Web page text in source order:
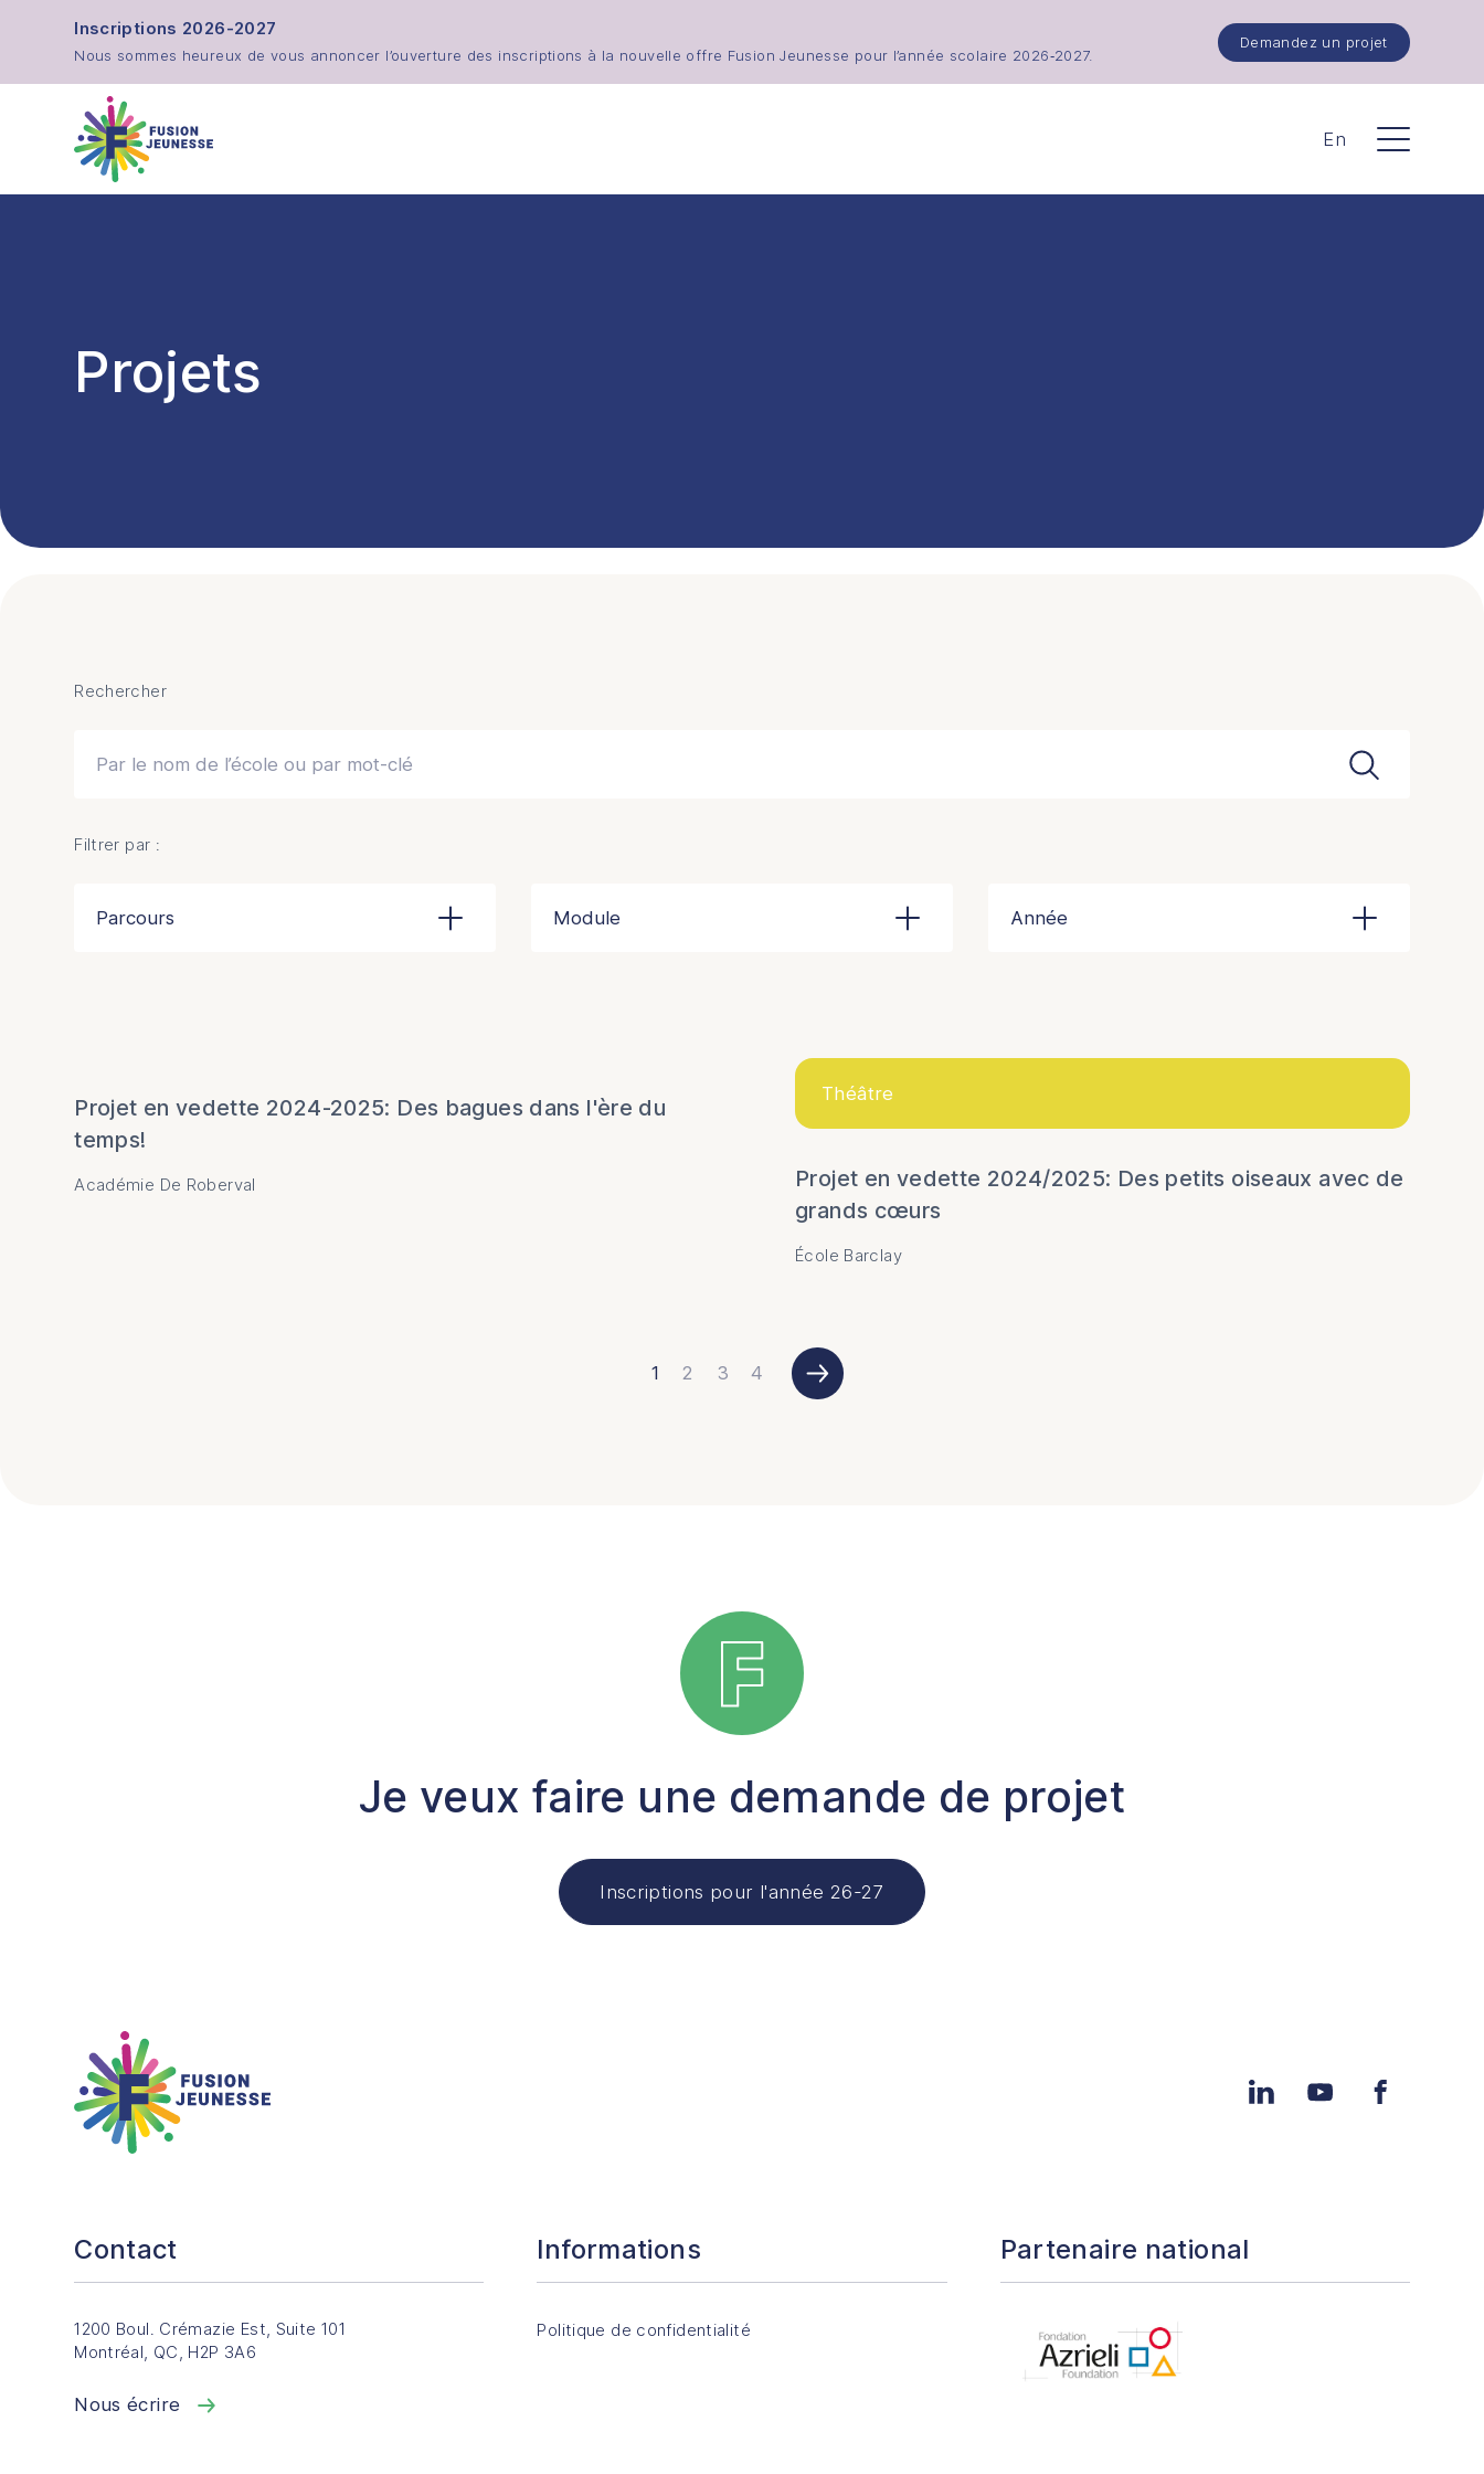
Inscriptions 2026-2027
Nous sommes heureux de vous annoncer l’ouverture des inscriptions à la nouvelle offre Fusion Jeunesse pour l’année scolaire 2026‑2027.
Demandez un projet
Fusion Jeunesse
En
Menu
Projets
Rechercher
Rechercher
Filtrer par :
Parcours Module
Théâtre
Année
Projet en vedette 2024-2025: Des bagues dans l'ère du
temps!
Académie De Roberval
Théâtre
Projet en vedette 2024/2025: Des petits oiseaux avec de
grands cœurs
École Barclay
1 2 3 4
Je veux faire une demande de projet
Inscriptions pour l'année 26-27
Fusion Jeunesse
LinkedInYouTubeFacebook
Contact
1200 Boul. Crémazie Est, Suite 101
Montréal, QC, H2P 3A6
Nous écrire
Informations
Politique de confidentialité
Partenaire national